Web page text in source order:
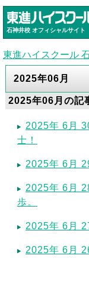
石神井校 オフィシャルサイト
東進ハイスクール
2025年06月
2025年06月の記
2025年 6月
士！
2025年 6月
2025年 6月
歩。
2025年 6月
2025年 6月